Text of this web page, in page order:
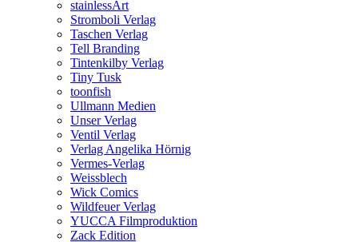
stainlessArt
Stromboli Verlag
Taschen Verlag
Tell Branding
Tintenkilby Verlag
Tiny Tusk
toonfish
Ullmann Medien
Unser Verlag
Ventil Verlag
Verlag Angelika Hörnig
Vermes-Verlag
Weissblech
Wick Comics
Wildfeuer Verlag
YUCCA Filmproduktion
Zack Edition